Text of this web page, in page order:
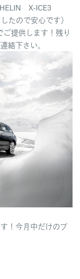
X-ICE3
たので安心です）
提供します！残り
絡下さい。
！今月中だけのプ